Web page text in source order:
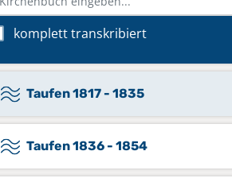
komplett transkribiert
Register 1641,1652,1696 - 1729
Taufen 1817 - 1835
Taufen 1836 - 1854